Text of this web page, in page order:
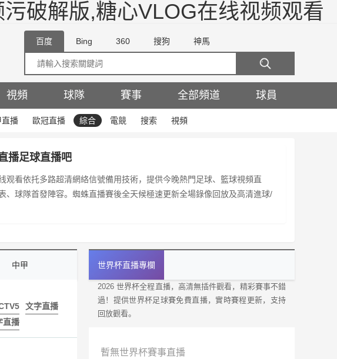
破解版,糖心VLOG在线视频观看
百度 Bing 360 搜狗 神馬
視頻 球隊 賽事 全部頻道 球員
直播 歐冠直播 綜合 電競 搜索 視頻
播足球直播吧
看依托多路超清網絡信號備用技術，提供今晚熱門足球、籃球視頻直
球隊首發陣容。蜘蛛直播賽後全天候極速更新全場錄像回放及高清進球/
中甲
文字直播
直播
世界杯直播專欄
2026 世界杯全程直播，高清無插件觀看，精彩賽事不錯
過！提供世界杯足球賽免費直播，實時賽程更新，支持
回放觀看。
暫無世界杯賽事直播